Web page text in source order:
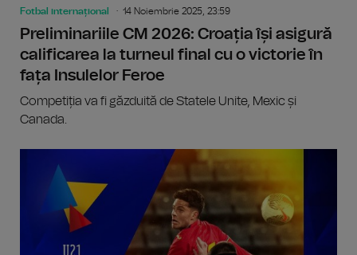
Fotbal internațional 14 Noiembrie 2025, 23:59
Preliminariile CM 2026: Croația își asigură
calificarea la turneul final cu o victorie în
fața Insulelor Feroe
Competiția va fi găzduită de Statele Unite, Mexic și
Canada.